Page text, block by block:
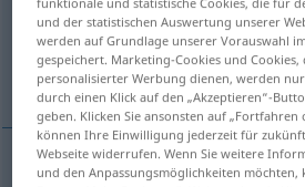
(Für mehr Details die Übersetzung
izdatak, potrošak, izdanje
und der statistischen Auswertung unserer
werden auf Grundlage unserer Vorauswahl
gespeichert. Marketing-Cookies und
personalisierter Werbung dienen, werden
durch einen Klick auf den „Akzeptieren“-
geben. Klicken Sie ansonsten auf „Fortfahren
können Ihre Einwilligung jederzeit für
Webseite widerrufen. Wenn Sie weitere
und den Anpassungsmöglichkeiten möchten,